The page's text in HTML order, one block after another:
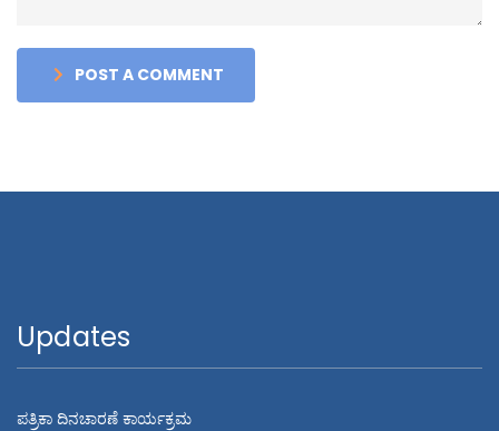
POST A COMMENT
Updates
ಪತ್ರಿಕಾ ದಿನಚಾರಣೆ ಕಾರ್ಯಕ್ರಮ